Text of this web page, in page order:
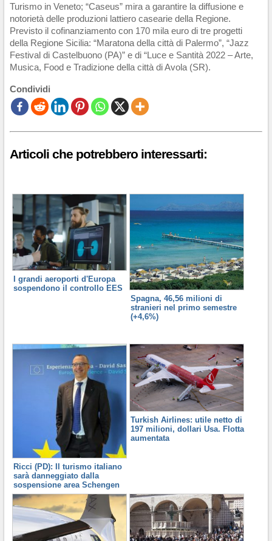
Turismo in Veneto; “Caseus” mira a garantire la diffusione e
notorietà delle produzioni lattiero casearie della Regione.
Previsto il cofinanziamento con 170 mila euro di tre progetti
della Regione Sicilia: “Maratona della città di Palermo”, “Jazz
Festival di Castelbuono (PA)” e di “Luce e Santità 2022 – Arte,
Musica, Food e Tradizione della città di Avola (SR).
Condividi
Articoli che potrebbero interessarti:
I grandi aeroporti d'Europa
sospendono il controllo EES
Spagna, 46,56 milioni di
stranieri nel primo semestre
(+4,6%)
Ricci (PD): Il turismo italiano
sarà danneggiato dalla
sospensione area Schengen
Turkish Airlines: utile netto di
197 milioni, dollari Usa. Flotta
aumentata